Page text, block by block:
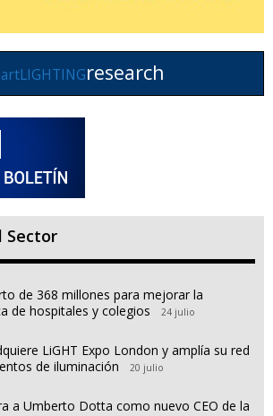
research
Sector
de 368 millones para mejorar la
de hospitales y colegios
24 julio
LiGHT Expo London y amplía su red
de iluminación
20 julio
a Umberto Dotta como nuevo CEO de la